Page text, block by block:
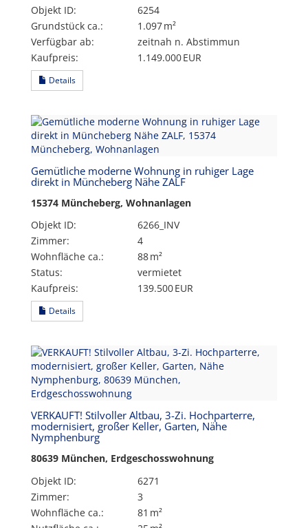
Objekt ID:
6254
Grund­stück ca.:
1.097 m²
Verfügbar ab:
zeitnah n. Abstimmun
Kaufpreis:
1.149.000 EUR
Details
Gemütliche moderne Wohnung in ruhiger Lage
direkt in Müncheberg Nähe ZALF
15374 Müncheberg, Wohnanlagen
Objekt ID:
6266_INV
Zimmer:
4
Wohnfläche ca.:
88 m²
Status:
vermietet
Kaufpreis:
139.500 EUR
Details
VERKAUFT! Stilvoller Altbau, 3-Zi. Hochparterre,
modernisiert, großer Keller, Garten, Nähe
Nymphenburg
80639 München, Erdgeschosswohnung
Objekt ID:
6271
Zimmer:
3
Wohnfläche ca.:
81 m²